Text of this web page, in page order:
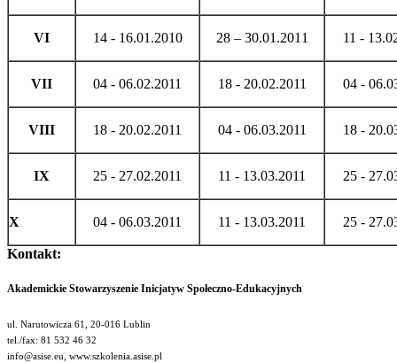
VI 14 - 16.01.2010 28 – 30.01.2011 11 -
VII 04 - 06.02.2011 18 - 20.02.2011 04 -
VIII 18 - 20.02.2011 04 - 06.03.2011 18 -
IX 25 - 27.02.2011 11 - 13.03.2011 25 -
X 04 - 06.03.2011 11 - 13.03.2011 25 -
Kontakt:
Akademickie Stowarzyszenie Inicjatyw Społeczno-Edukacyjnych
ul. Narutowicza 61, 20-016 Lublin
tel./fax: 81 532 46 32
info@asise.eu, www.szkolenia.asise.pl